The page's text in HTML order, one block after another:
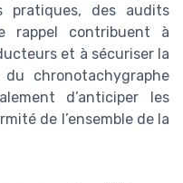
pratiques, des audits
rappel contribuent à
et à sécuriser la
chronotachygraphe
d’anticiper les
de l’ensemble de la